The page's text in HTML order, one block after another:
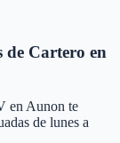
de Cartero en
en Aunon te
de lunes a